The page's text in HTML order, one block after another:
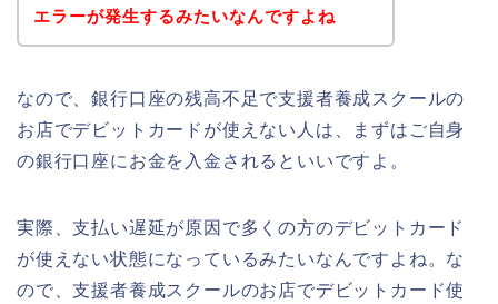
エラーが発生するみたいなんですよね
なので、銀行口座の残高不足で支援者養成スクールの
お店でデビットカードが使えない人は、まずはご自身
の銀行口座にお金を入金されるといいですよ。
実際、支払い遅延が原因で多くの方のデビットカード
が使えない状態になっているみたいなんですよね。な
ので、支援者養成スクールのお店でデビットカード使